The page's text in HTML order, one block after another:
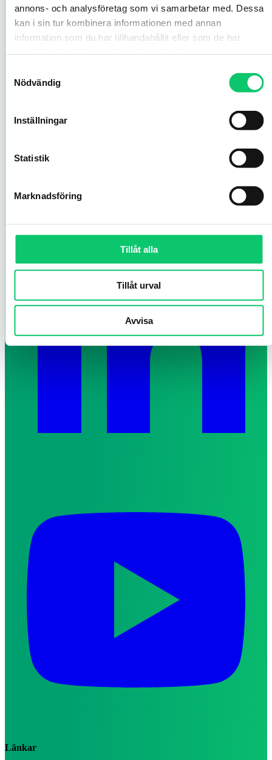
annons- och analysföretag som vi samarbetar med. Dessa
kan i sin tur kombinera informationen med annan
information som du har tillhandahållit eller som de har
Nödvändig
Inställningar
Statistik
Marknadsföring
Tillåt alla
Tillåt urval
Avvisa
Länkar